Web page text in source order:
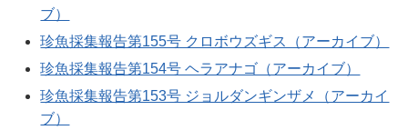
ブ）
珍魚採集報告第155号 クロボウズギス（アーカイブ）
珍魚採集報告第154号 ヘラアナゴ（アーカイブ）
珍魚採集報告第153号 ジョルダンギンザメ（アーカイ
ブ）